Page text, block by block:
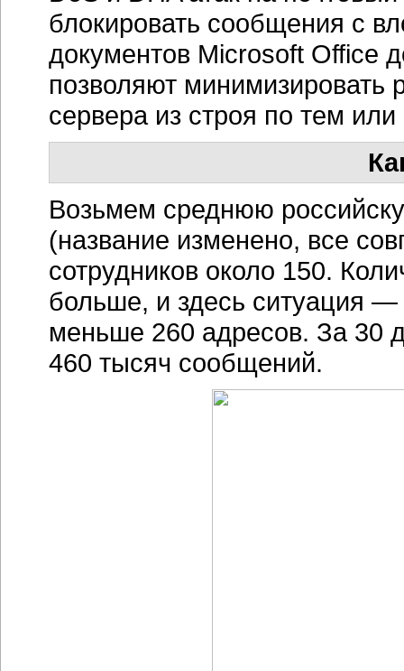
блокировать сообщения с
документов Microsoft Office
позволяют минимизировать
сервера из строя по тем
Возьмем среднюю
(название изменено, все
сотрудников около 150.
больше, и здесь ситуация
меньше 260 адресов. За 30
460 тысяч сообщений.